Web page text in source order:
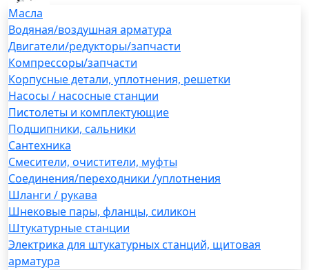
Масла
Водяная/воздушная арматура
Двигатели/редукторы/запчасти
Компрессоры/запчасти
Корпусные детали, уплотнения, решетки
Насосы / насосные станции
Пистолеты и комплектующие
Подшипники, сальники
Сантехника
Смесители, очистители, муфты
Соединения/переходники /уплотнения
Шланги / рукава
Шнековые пары, фланцы, силикон
Штукатурные станции
Электрика для штукатурных станций, щитовая
арматура